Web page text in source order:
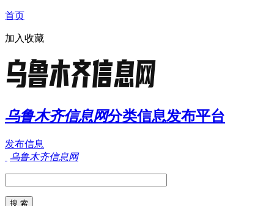
首页
加入收藏
乌鲁木齐信息网分类信息发布平台
发布信息
乌鲁木齐信息网